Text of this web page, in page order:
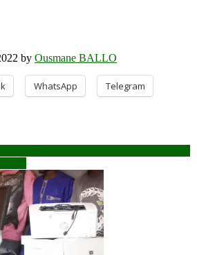
by Ousmane BALLO
WhatsApp Telegram